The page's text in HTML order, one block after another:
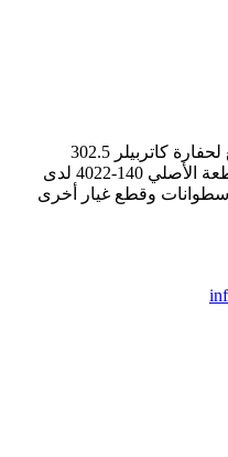
اشترِ ترس القيادة البديل لما بعد البيع لحفارة كاتربيلر 302.5
الصغيرة. يُعرف هذا الترس برقم القطعة الأصلي 140-4022 لدى
وقطع غيار أخرى